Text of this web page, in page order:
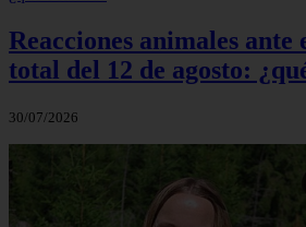
Reacciones animales ante
total del 12 de agosto:
30/07/2026